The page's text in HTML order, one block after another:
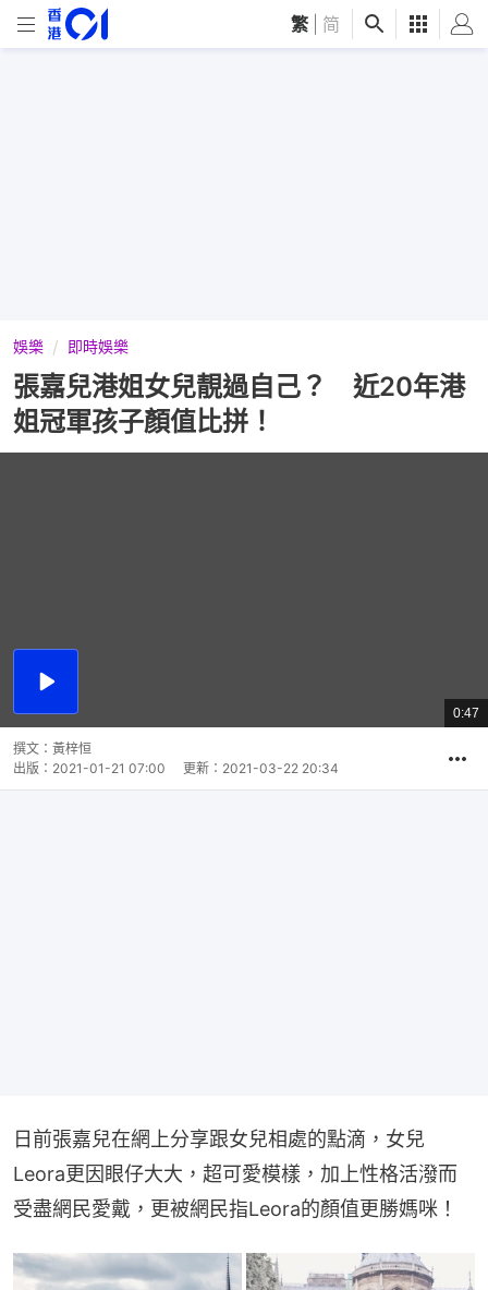
繁 简
娛樂 即時娛樂
張嘉兒港姐女兒靚過自己？ 近20年港
姐冠軍孩子顏值比拼！
播
總
共
0:47
撰文： 黃梓恒
出版： 2021-01-21 07:00 更新： 2021-03-22 20:34
日前張嘉兒在網上分享跟女兒相處的點滴，女兒
Leora更因眼仔大大，超可愛模樣，加上性格活潑而
受盡網民愛戴，更被網民指Leora的顏值更勝媽咪！